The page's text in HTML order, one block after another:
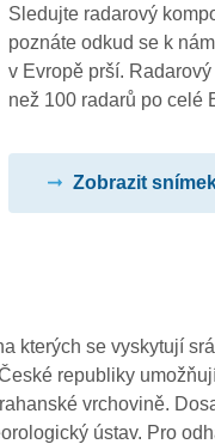
Sledujte radarový
poznáte odkud se k
v Evropě prší.
než 100 radarů po celé
Zobrazit
kterých se vyskytují
republiky
vrchovině.
ústav. Pro